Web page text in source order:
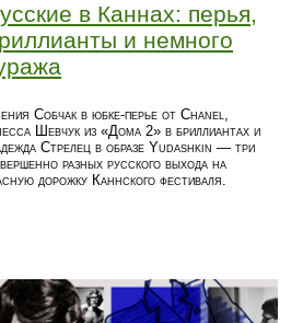
в Каннах: перья,
и немного
Собчак в юбке-перье от Chanel,
Шевчук из «Дома 2» в бриллиантах и
Стрелец в образе Yudashkin — три
разных русского выхода на
дорожку Каннского фестиваля.